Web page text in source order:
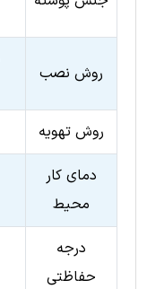
روش نصب
روش تهویه
دمای کار
محیط
درجه
حفاظتی